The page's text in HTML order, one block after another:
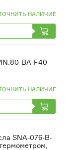
НАЛИЧИЕ
BA-F40
НАЛИЧИЕ
SNA-076-B-